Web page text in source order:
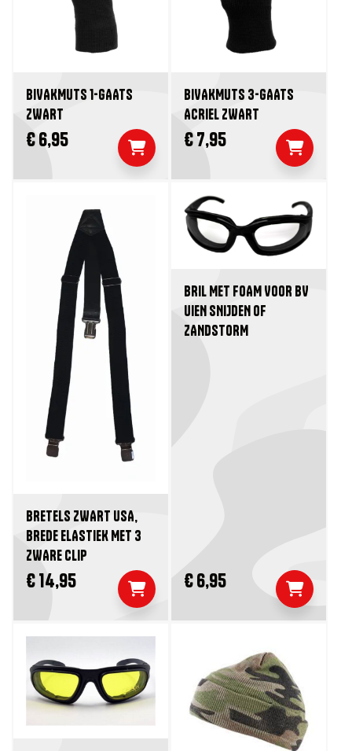
BIVAKMUTS 1-GAATS
ZWART
€ 6,95
BIVAKMUTS 3-GAATS
ACRIEL ZWART
€ 7,95
BRETELS ZWART USA,
BREDE ELASTIEK MET 3
ZWARE CLIP
€ 14,95
BRIL MET FOAM VOOR BV
UIEN SNIJDEN OF
ZANDSTORM
€ 6,95